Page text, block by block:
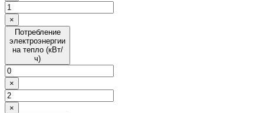
×
Потребление
электроэнергии
на тепло (кВт/
ч)
×
×